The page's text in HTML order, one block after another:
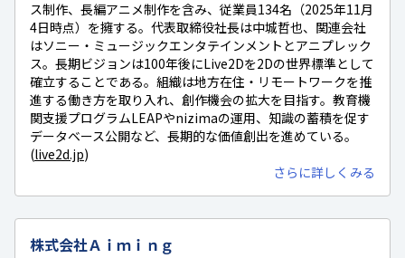
ス制作、長編アニメ制作を含み、従業員134名（2025年11月
4日時点）を擁する。代表取締役社長は中城哲也、関連会社
はソニー・ミュージックエンタテインメントとアニプレック
ス。長期ビジョンは100年後にLive2Dを2Dの世界標準として
確立することである。組織は地方在住・リモートワークを推
進する働き方を取り入れ、創作機会の拡大を目指す。教育機
関支援プログラムLEAPやnizimaの運用、知識の蓄積を促す
データベース公開など、長期的な価値創出を進めている。
(live2d.jp)
さらに詳しくみる
株式会社Ａｉｍｉｎｇ